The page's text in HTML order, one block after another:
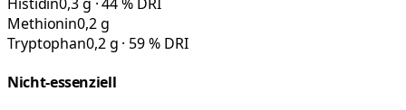
Methionin0,2 g
Tryptophan0,2 g · 59 % DRI
Nicht-essenziell